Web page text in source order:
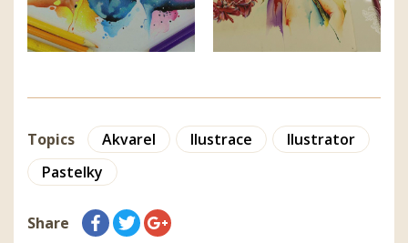
Topics Akvarel Ilustrace
Ilustrator
Pastelky
Share